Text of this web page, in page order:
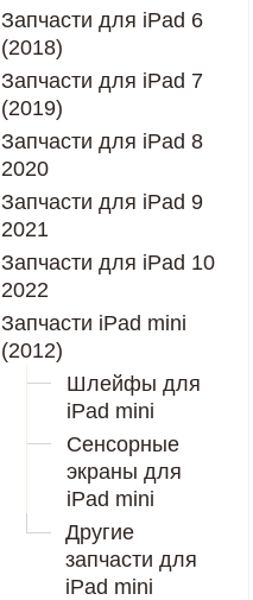
Запчасти для iPad 6
(2018)
Запчасти для iPad 7
(2019)
Запчасти для iPad 8
2020
Запчасти для iPad 9
2021
Запчасти для iPad 10
2022
Запчасти iPad mini
(2012)
Шлейфы для
iPad mini
Сенсорные
экраны для
iPad mini
Другие
запчасти для
iPad mini